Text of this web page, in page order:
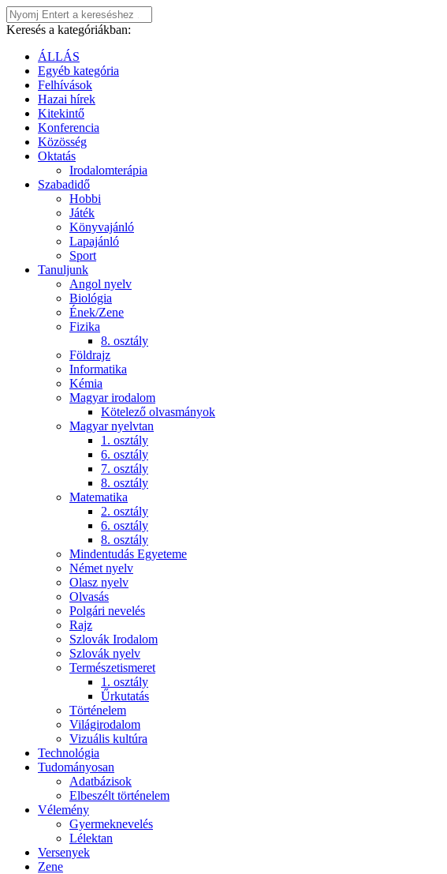
Keresés a kategóriákban:
ÁLLÁS
Egyéb kategória
Felhívások
Hazai hírek
Kitekintő
Konferencia
Közösség
Oktatás
Irodalomterápia
Szabadidő
Hobbi
Játék
Könyvajánló
Lapajánló
Sport
Tanuljunk
Angol nyelv
Biológia
Ének/Zene
Fizika
8. osztály
Földrajz
Informatika
Kémia
Magyar irodalom
Kötelező olvasmányok
Magyar nyelvtan
1. osztály
6. osztály
7. osztály
8. osztály
Matematika
2. osztály
6. osztály
8. osztály
Mindentudás Egyeteme
Német nyelv
Olasz nyelv
Olvasás
Polgári nevelés
Rajz
Szlovák Irodalom
Szlovák nyelv
Természetismeret
1. osztály
Űrkutatás
Történelem
Világirodalom
Vizuális kultúra
Technológia
Tudományosan
Adatbázisok
Elbeszélt történelem
Vélemény
Gyermeknevelés
Lélektan
Versenyek
Zene